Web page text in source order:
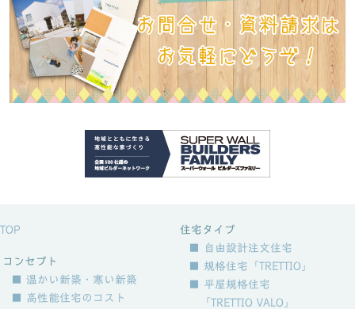
TOP
コンセプト
■ 温かい新築・寒い新築
■ 高性能住宅のコスト
住宅タイプ
■ 自由設計注文住宅
■ 規格住宅「TRETTIO」
■ 平屋規格住宅
「TRETTIO VALO」